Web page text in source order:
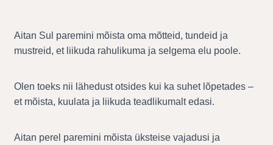
Aitan Sul paremini mõista oma mõtteid, tundeid ja
mustreid, et liikuda rahulikuma ja selgema elu poole.
Olen toeks nii lähedust otsides kui ka suhet lõpetades –
et mõista, kuulata ja liikuda teadlikumalt edasi.
Aitan perel paremini mõista üksteise vajadusi ja